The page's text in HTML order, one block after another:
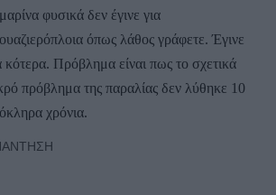
φυσικά δεν έγινε για
όπως λάθος γράφετε. Έγινε
κότερα. Πρόβλημα είναι πως το σχετικά
πρόβλημα της παραλίας δεν λύθηκε 10
χρόνια.